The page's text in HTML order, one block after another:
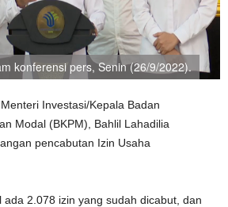
konferensi pers, Senin (26/9/2022).
Investasi/Kepala Badan
Modal (BKPM), Bahlil Lahadilia
pencabutan Izin Usaha
ada 2.078 izin yang sudah dicabut, dan